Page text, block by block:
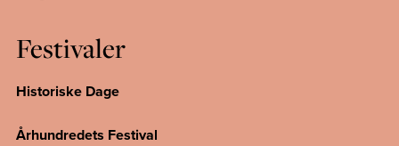
Festivaler
Historiske Dage
Århundredets Festival